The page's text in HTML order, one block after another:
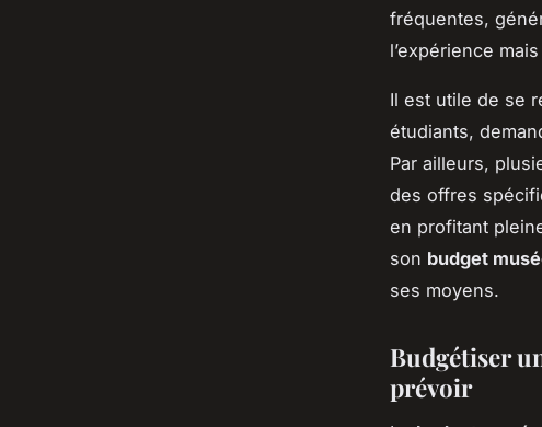
fréquentes,
l’expérience
Il est utile de se
étudiants,
Par ailleurs,
des offres
en profitant
son budget
ses moyens.
Budgétiser
prévoir